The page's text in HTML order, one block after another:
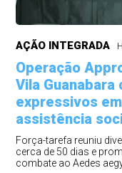
AÇÃO INTEGRADA
Operação
Vila
expressivos
assistência
Força-tarefa reuniu
cerca de 50 dias e
combate ao Aedes